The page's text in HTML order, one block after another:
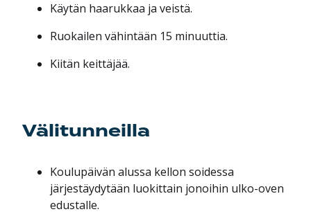
Käytän haarukkaa ja veistä.
Ruokailen vähintään 15 minuuttia.
Kiitän keittäjää.
Välitunneilla
Koulupäivän alussa kellon soidessa
järjestäydytään luokittain jonoihin ulko-oven
edustalle.